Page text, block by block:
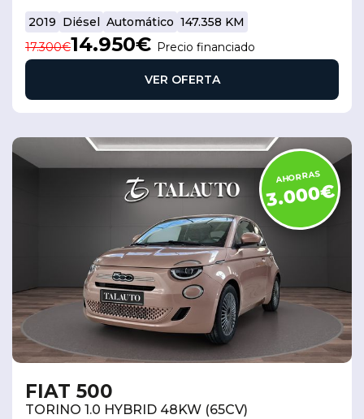
2019 Diésel Automático 147.358 KM
17.300€14.950€ Precio financiado
VER OFERTA
AHORRAS
3.000€
FIAT 500
TORINO 1.0 HYBRID 48KW (65CV)